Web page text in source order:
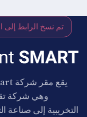
تم نسخ الرابط إلى
وهي شركة
التخريبية إلى صناعة